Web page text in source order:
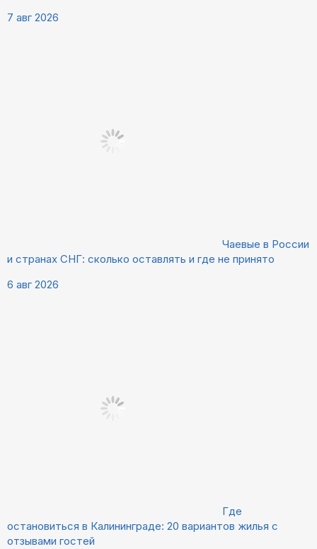
7 авг 2026
Чаевые в России
и странах СНГ: сколько оставлять и где не принято
6 авг 2026
Где
остановиться в Калининграде: 20 вариантов жилья с
отзывами гостей